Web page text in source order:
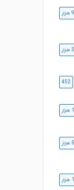
شده موفق
و تعهدات
خودرو و حمل‌ونقل
۷۲۰,۰۰۰
۵۹۹,۰۰۰
452